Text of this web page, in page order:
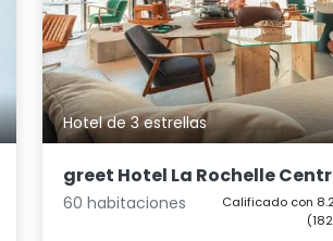
Hotel de 3 estrellas
greet Hotel La Rochelle
60 habitaciones
Calificado con